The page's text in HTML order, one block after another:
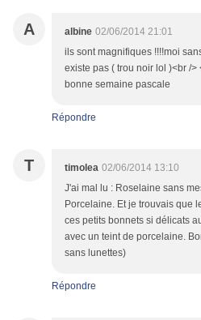
A albine 02/06/2014 21:01
ils sont magnifiques !!!!moi
existe pas ( trou noir lol )<br /
bonne semaine pascale
Répondre
T timolea 02/06/2014 13:10
J'ai mal lu : Roselaine sans
Porcelaine. Et je trouvais que
ces petits bonnets si délicats
avec un teint de porcelaine.
sans lunettes)
Répondre